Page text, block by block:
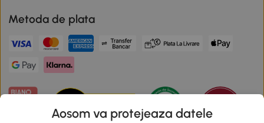
Metoda de plata
Aosom va protejeaza datele